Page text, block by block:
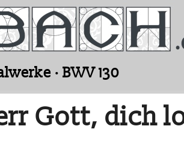
· BWV 130
Gott, dich